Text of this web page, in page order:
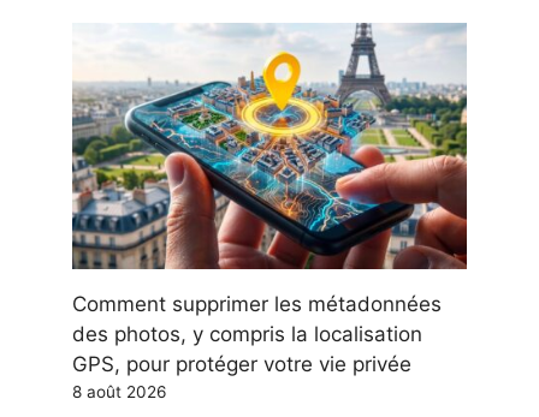
Comment supprimer les métadonnées
des photos, y compris la localisation
GPS, pour protéger votre vie privée
8 août 2026